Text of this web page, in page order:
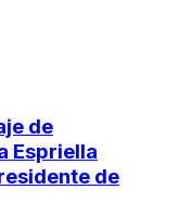
de
Espriella
de